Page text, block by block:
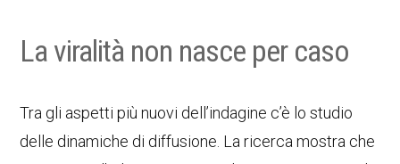
La viralità non nasce per caso
Tra gli aspetti più nuovi dell’indagine c’è lo studio
delle dinamiche di diffusione. La ricerca mostra che